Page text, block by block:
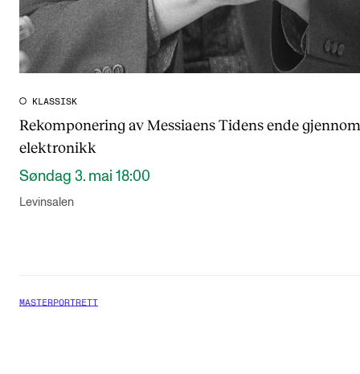
KLASSISK
Rekomponering av Messiaens Tidens ende
elektronikk
Søndag 3. mai 18:00
Levinsalen
MASTERPORTRETT